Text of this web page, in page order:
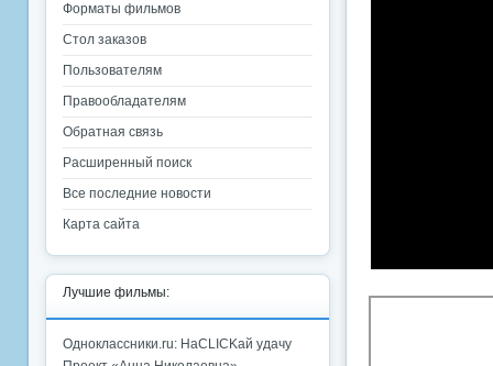
Форматы фильмов
Стол заказов
Пользователям
Правообладателям
Обратная связь
Расширенный поиск
Все последние новости
Карта сайта
Лучшие фильмы:
Одноклассники.ru: НаCLICKай удачу